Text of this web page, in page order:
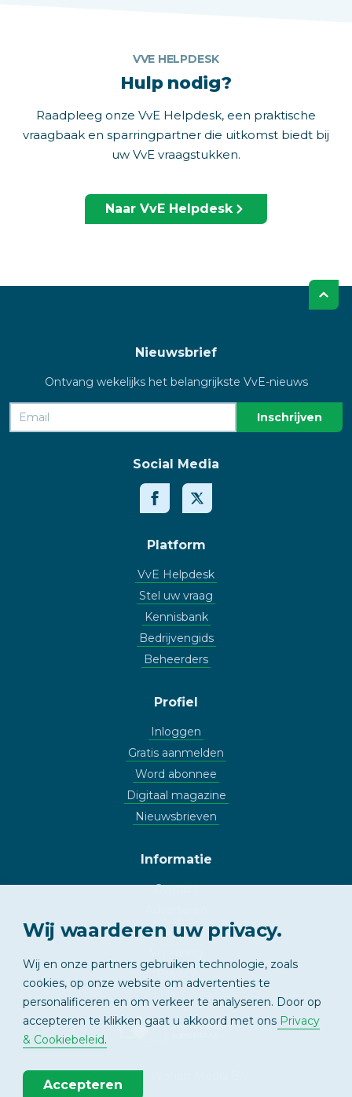
VVE HELPDESK
Hulp nodig?
Raadpleeg onze VvE Helpdesk, een praktische
vraagbaak en sparringpartner die uitkomst biedt bij
uw VvE vraagstukken.
Naar VvE Helpdesk
Nieuwsbrief
Ontvang wekelijks het belangrijkste VvE-nieuws
Social Media
Platform
VvE Helpdesk
Stel uw vraag
Kennisbank
Bedrijvengids
Beheerders
Profiel
Inloggen
Gratis aanmelden
Word abonnee
Digitaal magazine
Nieuwsbrieven
Informatie
Contact
Copyright
APPARTEMENT
Wij waarderen uw privacy.
Wij en onze partners gebruiken technologie, zoals
cookies, op onze website om advertenties te
personalificeren en om verkeer te analyseren. Door op
accepteren te klikken gaat u akkoord met ons Privacy
& Cookiebeleid.
Accepteren